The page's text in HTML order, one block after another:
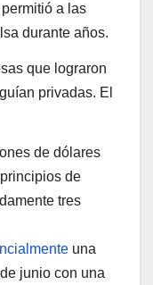
a las
durante años.
que lograron
privadas. El
de dólares
de
tres
una
junio con una